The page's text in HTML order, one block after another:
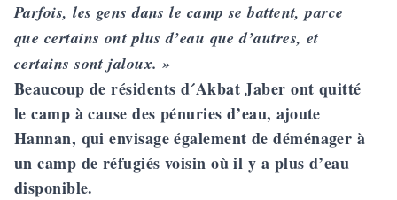
Parfois, les gens dans le camp se battent, parce
que certains ont plus d’eau que d’autres, et
certains sont jaloux. »
Beaucoup de résidents d´Akbat Jaber ont quitté
le camp à cause des pénuries d’eau, ajoute
Hannan, qui envisage également de déménager à
un camp de réfugiés voisin où il y a plus d’eau
disponible.